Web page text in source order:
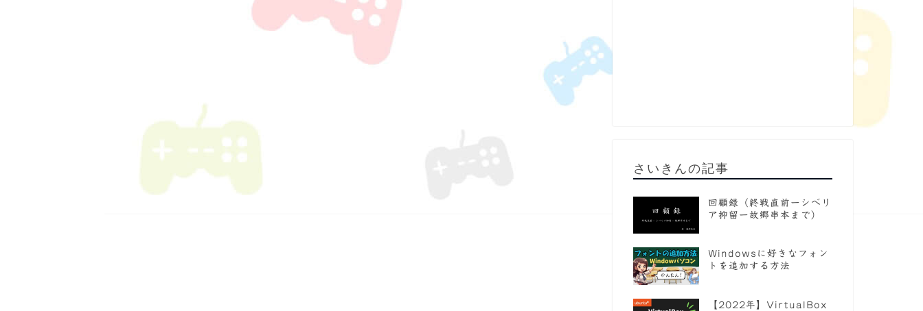
さいきんの記事
回顧録（終戦直前ーシベリ
ア抑留ー故郷串本まで）
Windowsに好きなフォン
トを追加する方法
【2022年】VirtualBox